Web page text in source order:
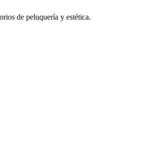
de peluquería y estética.